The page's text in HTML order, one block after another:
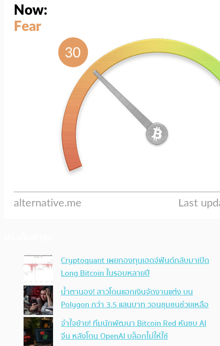
Cryptoquant เผยกองทุนเฮดจ์ฟันด์กลับมาเปิด
Long Bitcoin ในรอบหลายปี
น้ำตานอง! สาวโดนแฮกเงินจัดงานแต่ง บน
Polygon กว่า 3.5 แสนบาท วอนชุมชนช่วยเหลือ
จำใจย้าย! ทีมนักพัฒนา Bitcoin Red หันซบ AI
จีน หลังโดน OpenAI บล็อกไม่ให้ใช้